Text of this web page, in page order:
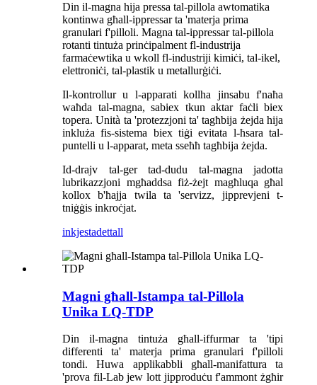
Din il-magna hija pressa tal-pillola awtomatika
kontinwa għall-ippressar ta 'materja prima
granulari f'pilloli. Magna tal-ippressar tal-pillola
rotanti tintuża prinċipalment fl-industrija
farmaċewtika u wkoll fl-industriji kimiċi, tal-ikel,
elettroniċi, tal-plastik u metallurġiċi.
Il-kontrollur u l-apparati kollha jinsabu f'naħa
waħda tal-magna, sabiex tkun aktar faċli biex
topera. Unità ta 'protezzjoni ta' tagħbija żejda hija
inkluża fis-sistema biex tiġi evitata l-ħsara tal-
puntelli u l-apparat, meta sseħħ tagħbija żejda.
Id-drajv tal-ger tad-dudu tal-magna jadotta
lubrikazzjoni mgħaddsa fiż-żejt magħluqa għal
kollox b'ħajja twila ta 'servizz, jipprevjeni t-
tniġġis inkroċjat.
inkjestadettall
Magni għall-Istampa tal-Pillola
Unika LQ-TDP
Din il-magna tintuża għall-iffurmar ta 'tipi
differenti ta' materja prima granulari f'pilloli
tondi. Huwa applikabbli għall-manifattura ta
'prova fil-Lab jew lott jipproduċu f'ammont żgħir